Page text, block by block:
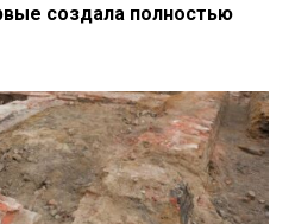
создала полностью